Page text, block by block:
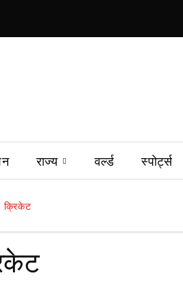
राज्य वर्ल्ड स्पोर्ट्स
क्रिकेट